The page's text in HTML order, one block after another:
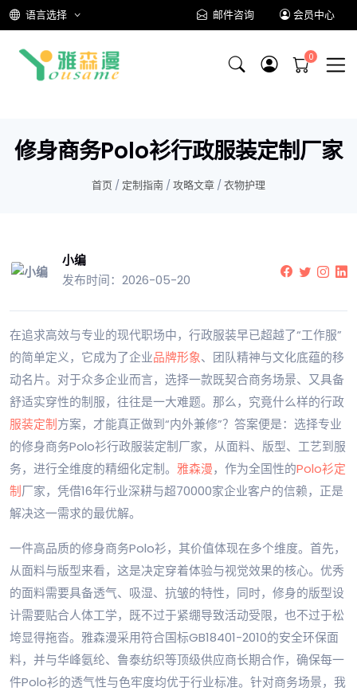
语言选择 邮件咨询 会员中心
修身商务Polo衫行政服装定制厂家
首页 / 定制指南 / 攻略文章 / 衣物护理
小编
发布时间：2026-05-20
在追求高效与专业的现代职场中，行政服装早已超越了“工作服”
的简单定义，它成为了企业品牌形象、团队精神与文化底蕴的移
动名片。对于众多企业而言，选择一款既契合商务场景、又具备
舒适实穿性的制服，往往是一大难题。那么，究竟什么样的行政
服装定制方案，才能真正做到“内外兼修”？答案便是：选择专业
的修身商务Polo衫行政服装定制厂家，从面料、版型、工艺到服
务，进行全维度的精细化定制。 雅森漫，作为全国性的Polo衫定
制厂家，凭借16年行业深耕与超70000家企业客户的信赖，正是
解决这一需求的最优解。
一件高品质的修身商务Polo衫，其价值体现在多个维度。首先，
从面料与版型来看，这是决定穿着体验与视觉效果的核心。优秀
的面料需要具备透气、吸湿、抗皱的特性，同时，修身的版型设
计需要贴合人体工学，既不过于紧绷导致活动受限，也不过于松
垮显得拖沓。雅森漫采用符合国标GB18401-2010的安全环保面
料，并与华峰氨纶、鲁泰纺织等顶级供应商长期合作，确保每一
件Polo衫的透气性与色牢度均优于行业标准。针对商务场景，我